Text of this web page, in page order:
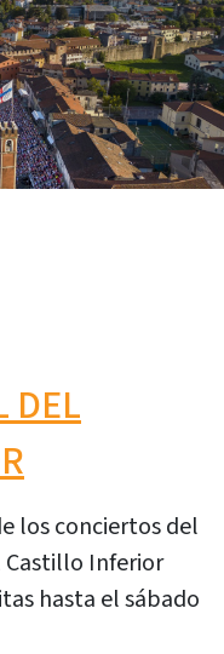
DEL
los conciertos del
Castillo Inferior
hasta el sábado